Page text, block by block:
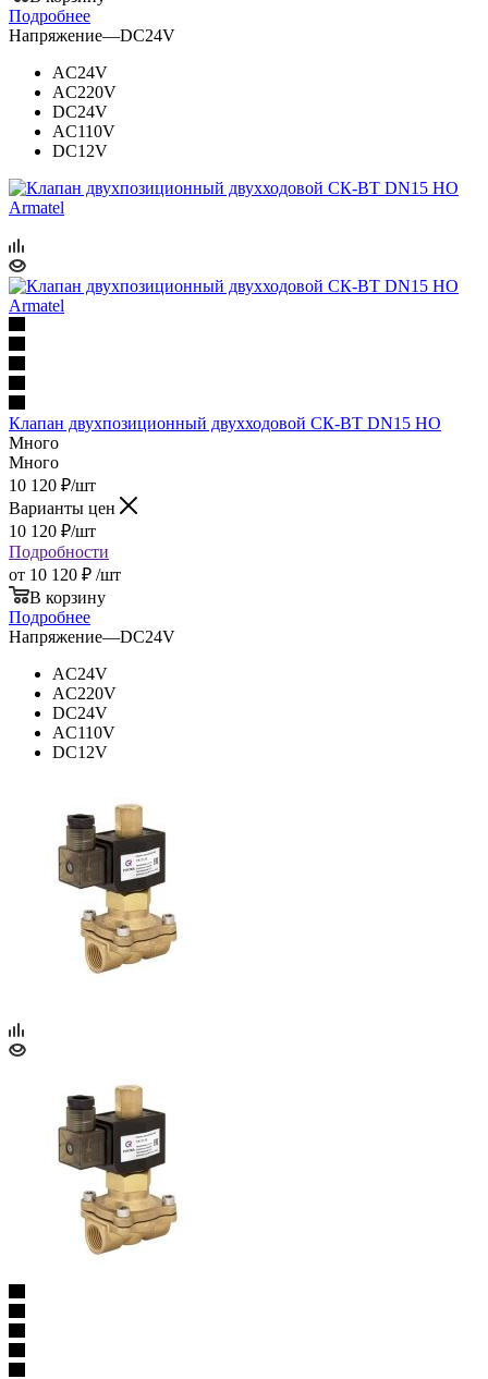
Подробнее
Напряжение—DC24V
AC24V
AC220V
DC24V
AC110V
DC12V
Клапан двухпозицион­ный двух­хо­до­вой СК-ВТ DN15 НО
Много
Много
10 120 ₽/шт
Варианты цен
10 120 ₽/шт
Подробности
от 10 120 ₽ /шт
В корзину
Подробнее
Напряжение—DC24V
AC24V
AC220V
DC24V
AC110V
DC12V